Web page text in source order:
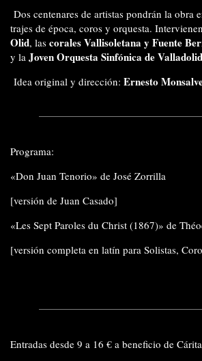
Dos centenares de artistas pondrán la obra
trajes de época, coros y orquesta.
Olid, las corales Vallisoletana y Fuente
y la Joven Orquesta Sinfónica de Valladolid
Idea original y dirección: Ernesto
Programa:
«Don Juan Tenorio» de José Zorrilla
[versión de Juan Casado]
«Les Sept Paroles du Christ (1867)» de
[versión completa en latín para Solistas,
Entradas desde 9 a 16 € a beneficio de